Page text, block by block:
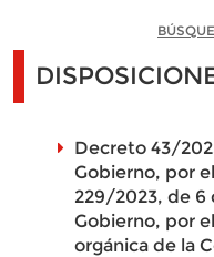
Decreto 43/
Gobierno, por
229/2023, de
Gobierno, por
orgánica de la